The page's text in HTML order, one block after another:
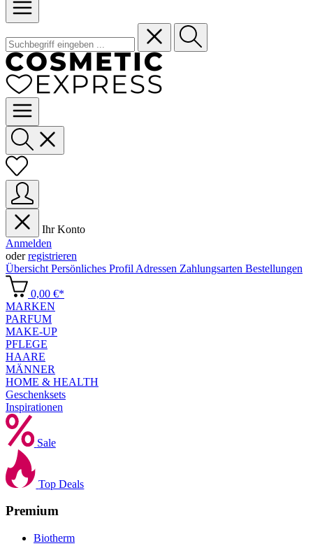
Ihr Konto
Anmelden
oderregistrieren
Übersicht Persönliches Profil Adressen Zahlungsarten Bestellungen
0,00 €*
MARKEN
PARFUM
MAKE-UP
PFLEGE
HAARE
MÄNNER
HOME & HEALTH
Geschenksets
Inspirationen
Sale
Top Deals
Premium
Biotherm